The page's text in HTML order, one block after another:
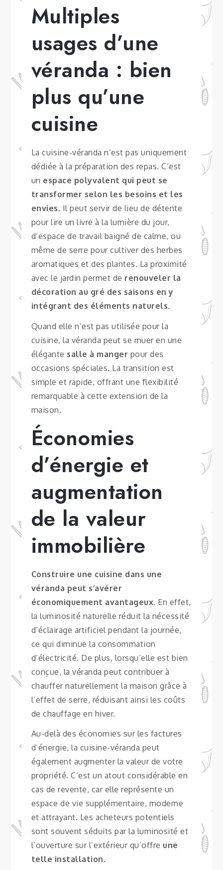
Multiples
usages d’une
véranda : bien
plus qu’une
cuisine
La cuisine-véranda n’est pas uniquement
dédiée à la préparation des repas. C’est
un espace polyvalent qui peut se
transformer selon les besoins et les
envies. Il peut servir de lieu de détente
pour lire un livre à la lumière du jour,
d’espace de travail baigné de calme, ou
même de serre pour cultiver des herbes
aromatiques et des plantes. La proximité
avec le jardin permet de renouveler la
décoration au gré des saisons en y
intégrant des éléments naturels.
Quand elle n’est pas utilisée pour la
cuisine, la véranda peut se muer en une
élégante salle à manger pour des
occasions spéciales. La transition est
simple et rapide, offrant une flexibilité
remarquable à cette extension de la
maison.
Économies
d’énergie et
augmentation
de la valeur
immobilière
Construire une cuisine dans une
véranda peut s’avérer
économiquement avantageux. En effet,
la luminosité naturelle réduit la nécessité
d’éclairage artificiel pendant la journée,
ce qui diminue la consommation
d’électricité. De plus, lorsqu’elle est bien
conçue, la véranda peut contribuer à
chauffer naturellement la maison grâce à
l’effet de serre, réduisant ainsi les coûts
de chauffage en hiver.
Au-delà des économies sur les factures
d’énergie, la cuisine-véranda peut
également augmenter la valeur de votre
propriété. C’est un atout considérable en
cas de revente, car elle représente un
espace de vie supplémentaire, moderne
et attrayant. Les acheteurs potentiels
sont souvent séduits par la luminosité et
l’ouverture sur l’extérieur qu’offre une
telle installation.